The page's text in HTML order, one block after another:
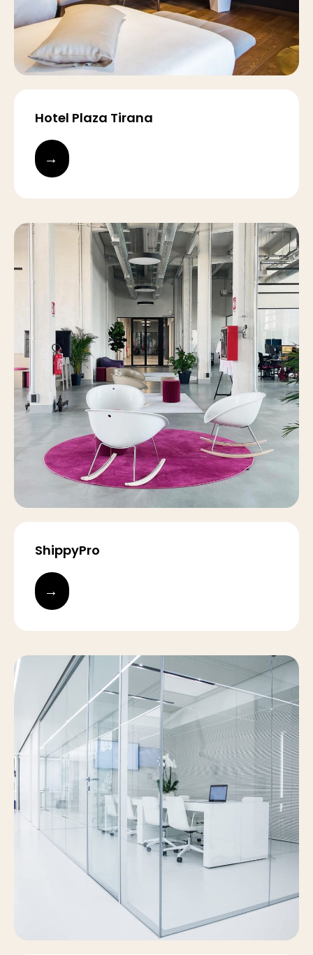
Hotel Plaza Tirana
→
ShippyPro
→